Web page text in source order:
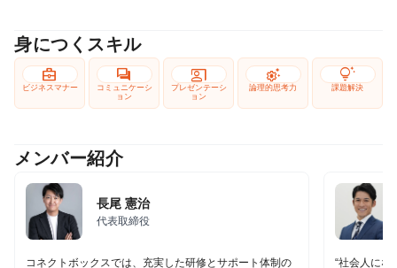
身につくスキル
business_center
ビジネスマナー
forum
コミュニケーシ
ョン
co_present
プレゼンテーシ
ョン
settings_suggest
論理的思考力
tips_and_updates
課題解決
メンバー紹介
長尾 憲治
代表取締役
コネクトボックスでは、充実した研修とサポート体制の
“社会人にな